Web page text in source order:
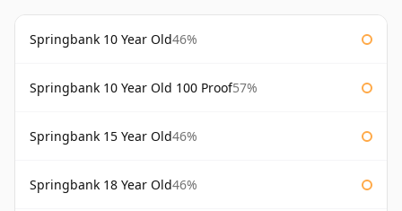
Springbank 10 Year Old46%
Springbank 10 Year Old 100 Proof57%
Springbank 15 Year Old46%
Springbank 18 Year Old46%